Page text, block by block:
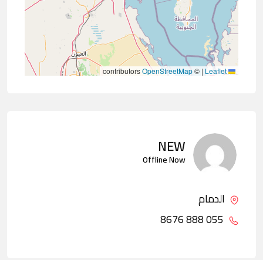
Leaflet
|
©
OpenStreetMap
NEW
Offline Now
الدمام